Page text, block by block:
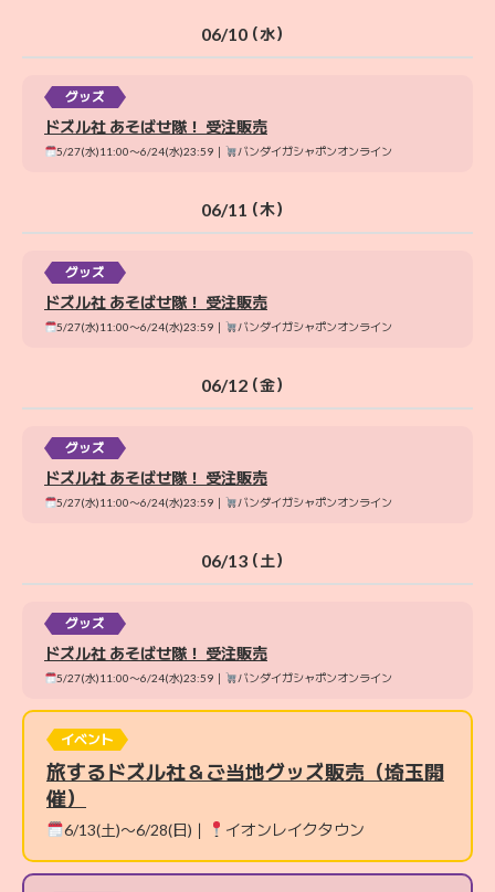
06/10（水）
グッズ
ドズル社 あそばせ隊！ 受注販売
5/27(水)11:00〜6/24(水)23:59｜ バンダイガシャポンオンライン
06/11 （木）
グッズ
ドズル社 あそばせ隊！ 受注販売
5/27(水)11:00〜6/24(水)23:59｜ バンダイガシャポンオンライン
06/12（金）
グッズ
ドズル社 あそばせ隊！ 受注販売
5/27(水)11:00〜6/24(水)23:59｜ バンダイガシャポンオンライン
06/13（土）
グッズ
ドズル社 あそばせ隊！ 受注販売
5/27(水)11:00〜6/24(水)23:59｜ バンダイガシャポンオンライン
イベント
旅するドズル社＆ご当地グッズ販売（埼玉開
催）
6/13(土)〜6/28(日)｜ イオンレイクタウン